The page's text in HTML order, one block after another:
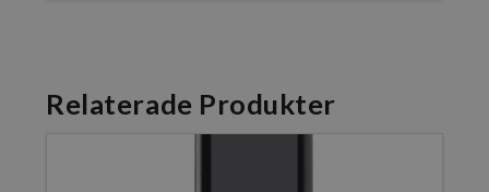
Relaterade Produkter